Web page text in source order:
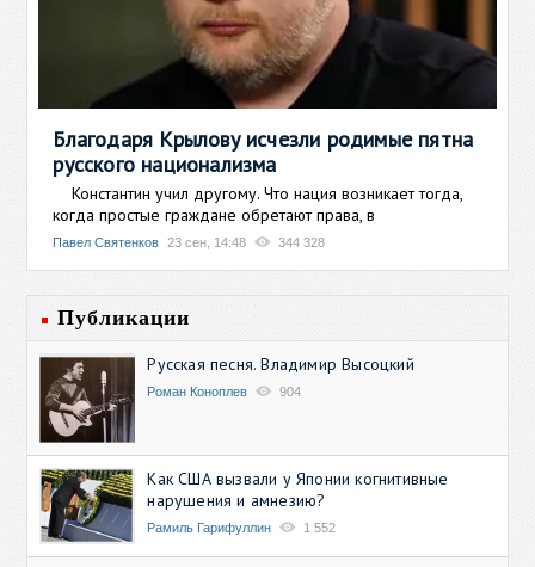
Благодаря Крылову исчезли родимые пятна
русского национализма
Константин учил другому. Что нация возникает тогда,
когда простые граждане обретают права, в
Павел Святенков 23 сен, 14:48 344 328
Публикации
Русская песня. Владимир Высоцкий
Роман Коноплев 904
Как США вызвали у Японии когнитивные
нарушения и амнезию?
Рамиль Гарифуллин 1 552